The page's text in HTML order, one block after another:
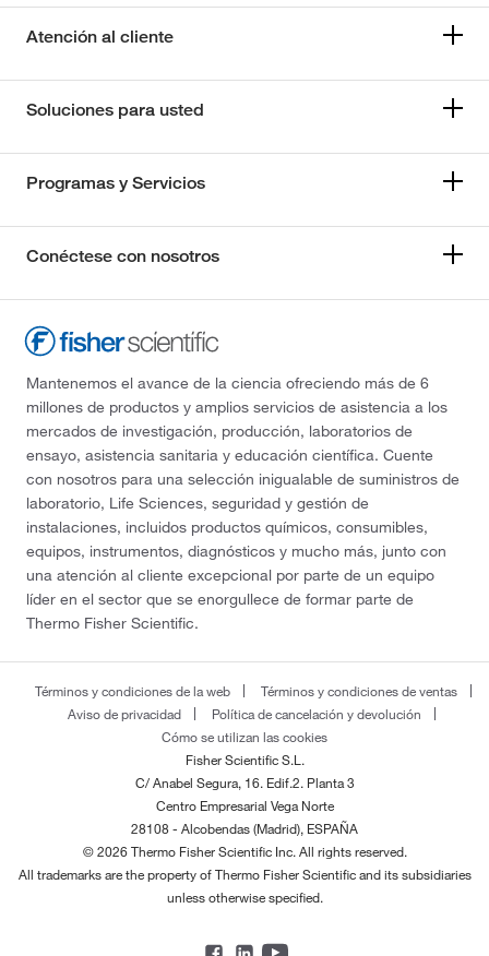
Atención al cliente
Soluciones para usted
Programas y Servicios
Conéctese con nosotros
Mantenemos el avance de la ciencia ofreciendo más de 6
millones de productos y amplios servicios de asistencia a los
mercados de investigación, producción, laboratorios de
ensayo, asistencia sanitaria y educación científica. Cuente
con nosotros para una selección inigualable de suministros de
laboratorio, Life Sciences, seguridad y gestión de
instalaciones, incluidos productos químicos, consumibles,
equipos, instrumentos, diagnósticos y mucho más, junto con
una atención al cliente excepcional por parte de un equipo
líder en el sector que se enorgullece de formar parte de
Thermo Fisher Scientific.
Términos y condiciones de la web
Términos y condiciones de ventas
Aviso de privacidad
Política de cancelación y devolución
Cómo se utilizan las cookies
Fisher Scientific S.L.
C/ Anabel Segura, 16. Edif.2. Planta 3
Centro Empresarial Vega Norte
28108 - Alcobendas (Madrid), ESPAÑA
© 2026 Thermo Fisher Scientific Inc. All rights reserved.
All trademarks are the property of Thermo Fisher Scientific and its subsidiaries
unless otherwise specified.